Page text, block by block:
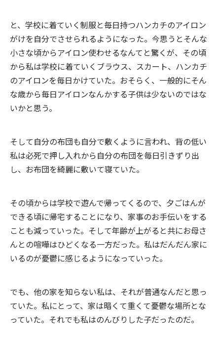
と、学校に着ていく制服と毎日持つハンカチのアイロン
がけを自分でさせられるようになった。今思うとそんな
小さな頃からアイロン使わせるなんてと驚くが、その頃
から私は学校に着ていくブラウス、スカート、ハンカチ
のアイロンを毎日かけていた。おそらく、一般的にそん
な歳から毎日アイロンなんかする子供は少ないのではな
いかと思う。
そして自分の布団も自分で敷くように言われ、背の低い
私は必死で押し入れから自分の布団を毎日引きずり出
し、お布団を綺麗に敷いて寝ていた。
その頃からは学校で遊んで帰ってくるので、夕ごはんが
できる頃に帰宅することになり、家事のお手伝いをする
ことも減っていった。そして年齢が上がると共にお母さ
んとの喧嘩はひどくなる一方だった。私はだんだん家に
いるのが憂鬱に感じるようになっていった。
でも、他の家を知らない私は、それが普通なんだと思っ
ていた。私にとって、家は暗くて重くて憂鬱な場所とな
っていた。それでも私はのんびりした子だったのだ。